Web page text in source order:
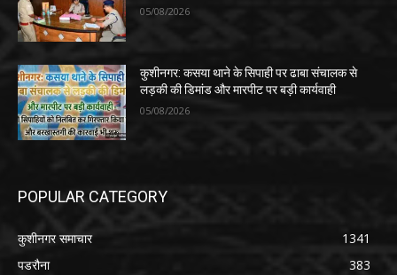
05/08/2026
कुशीनगर: कसया थाने के सिपाही पर ढाबा संचालक से
लड़की की डिमांड और मारपीट पर बड़ी कार्यवाही
05/08/2026
POPULAR CATEGORY
कुशीनगर समाचार
1341
पडरौना
383